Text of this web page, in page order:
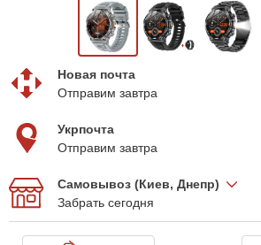
Новая почта
Отправим завтра
Укрпочта
Отправим завтра
Самовывоз (Киев, Днепр)
Забрать сегодня